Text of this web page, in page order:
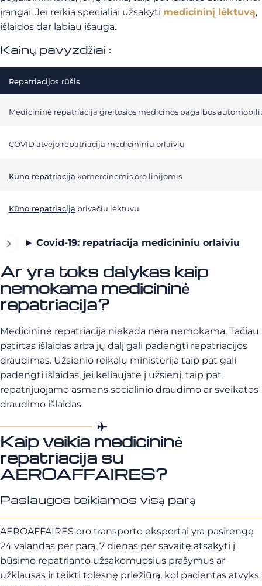
įrangai. Jei reikia specialiai užsakyti medicininį lėktuvą,
išlaidos dar labiau išauga.
Kainų pavyzdžiai :
Repatriacijos rūšis
Medicininė repatriacija greitosios medicinos pagalbos
COVID atvejo repatriacija medicininiu orlaiviu
Kūno repatriacija komercinėmis oro linijomis
Kūno repatriacija privačiu lėktuvu
Covid-19: repatriacija medicininiu orlaiviu
Ar yra toks dalykas kaip
nemokama medicininė
repatriacija?
Medicininė repatriacija niekada nėra nemokama. Tačiau
patirtas išlaidas arba jų dalį gali padengti repatriacijos
draudimas. Užsienio reikalų ministerija taip pat gali
padengti išlaidas, jei keliaujate į užsienį, taip pat
repatrijuojamo asmens socialinio draudimo ar sveikatos
draudimo išlaidas.
Kaip veikia medicininė
repatriacija su
AEROAFFAIRES?
Paslaugos teikiamos visą parą
AEROAFFAIRES oro transporto ekspertai yra pasirengę
24 valandas per parą, 7 dienas per savaitę atsakyti į
būsimo repatrianto užsakomuosius prašymus ar
užklausas ir teikti tolesnę priežiūrą, kol pacientas atvyks